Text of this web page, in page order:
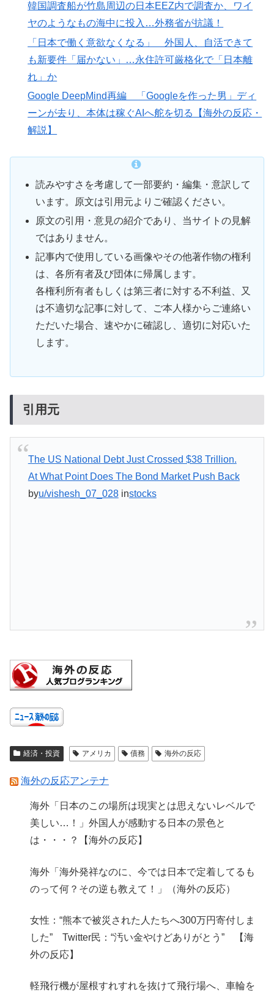
韓国調査船が竹島周辺の日本EEZ内で調査か、ワイ
ヤのようなもの海中に投入…外務省が抗議！
「日本で働く意欲なくなる」 外国人、自活できて
も新要件「届かない」…永住許可厳格化で「日本離
れ」か
Google DeepMind再編 「Googleを作った男」ディ
ーンが去り、本体は稼ぐAIへ舵を切る【海外の反応・
解説】
読みやすさを考慮して一部要約・編集・意訳して
います。原文は引用元よりご確認ください。
原文の引用・意見の紹介であり、当サイトの見解
ではありません。
記事内で使用している画像やその他著作物の権利
は、各所有者及び団体に帰属します。
各権利所有者もしくは第三者に対する不利益、又
は不適切な記事に対して、ご本人様からご連絡い
ただいた場合、速やかに確認し、適切に対応いた
します。
引用元
The US National Debt Just Crossed $38 Trillion.
At What Point Does The Bond Market Push Back
byu/vishesh_07_028instocks
経済・投資 アメリカ 債務 海外の反応
海外の反応アンテナ
海外「日本のこの場所は現実とは思えないレベルで
美しい…！」外国人が感動する日本の景色と
は・・・？【海外の反応】
海外「海外発祥なのに、今では日本で定着してるも
のって何？その逆も教えて！」（海外の反応）
女性：“熊本で被災された人たちへ300万円寄付しま
した” Twitter民：“汚い金やけどありがとう” 【海
外の反応】
軽飛行機が屋根すれすれを抜けて飛行場へ、車輪を